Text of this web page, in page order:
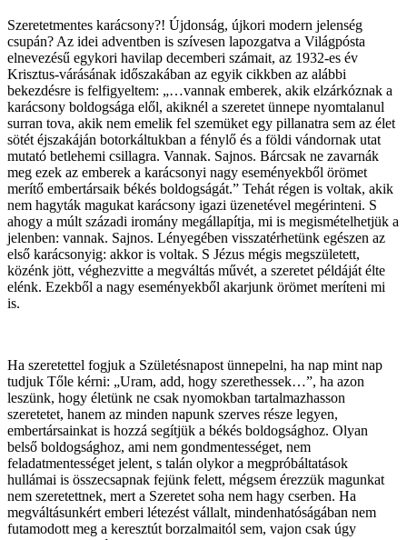
Szeretetmentes karácsony?! Újdonság, újkori modern jelenség
csupán? Az idei adventben is szívesen lapozgatva a Világpósta
elnevezésű egykori havilap decemberi számait, az 1932-es év
Krisztus-várásának időszakában az egyik cikkben az alábbi
bekezdésre is felfigyeltem: „…vannak emberek, akik elzárkóznak a
karácsony boldogsága elől, akiknél a szeretet ünnepe nyomtalanul
surran tova, akik nem emelik fel szemüket egy pillanatra sem az élet
sötét éjszakáján botorkáltukban a fénylő és a földi vándornak utat
mutató betlehemi csillagra. Vannak. Sajnos. Bárcsak ne zavarnák
meg ezek az emberek a karácsonyi nagy eseményekből örömet
merítő embertársaik békés boldogságát.” Tehát régen is voltak, akik
nem hagyták magukat karácsony igazi üzenetével megérinteni. S
ahogy a múlt századi iromány megállapítja, mi is megismételhetjük a
jelenben: vannak. Sajnos. Lényegében visszatérhetünk egészen az
első karácsonyig: akkor is voltak. S Jézus mégis megszületett,
közénk jött, véghezvitte a megváltás művét, a szeretet példáját élte
elénk. Ezekből a nagy eseményekből akarjunk örömet meríteni mi
is.
Ha szeretettel fogjuk a Születésnapost ünnepelni, ha nap mint nap
tudjuk Tőle kérni: „Uram, add, hogy szerethessek…”, ha azon
leszünk, hogy életünk ne csak nyomokban tartalmazhasson
szeretetet, hanem az minden napunk szerves része legyen,
embertársainkat is hozzá segítjük a békés boldogsághoz. Olyan
belső boldogsághoz, ami nem gondmentességet, nem
feladatmentességet jelent, s talán olykor a megpróbáltatások
hullámai is összecsapnak fejünk felett, mégsem érezzük magunkat
nem szeretettnek, mert a Szeretet soha nem hagy cserben. Ha
megváltásunkért emberi létezést vállalt, mindenhatóságában nem
futamodott meg a keresztút borzalmaitól sem, vajon csak úgy